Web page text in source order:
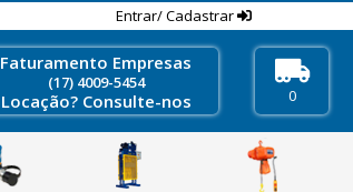
Entrar/ Cadastrar
Faturamento Empresas
(17) 4009-5454
Locação? Consulte-nos 0